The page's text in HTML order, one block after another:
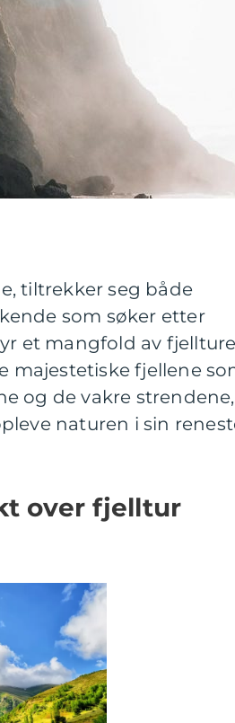
tiltrekker seg både
som søker etter
et mangfold av
majestetiske fjellene
og de vakre strendene,
naturen i sin
over fjelltur